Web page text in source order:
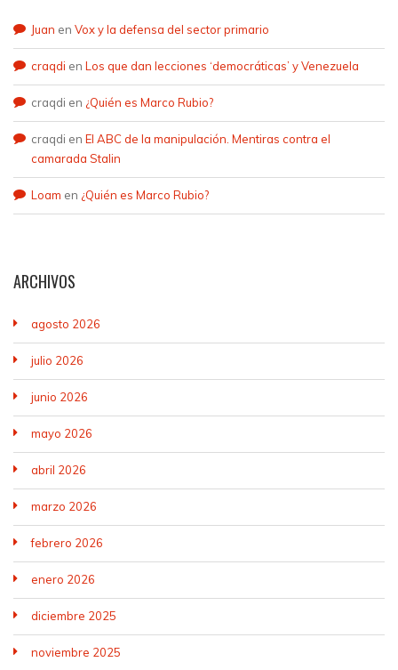
Juan en Vox y la defensa del sector primario
craqdi en Los que dan lecciones ‘democráticas’ y Venezuela
craqdi en ¿Quién es Marco Rubio?
craqdi en El ABC de la manipulación. Mentiras contra el
camarada Stalin
Loam en ¿Quién es Marco Rubio?
ARCHIVOS
agosto 2026
julio 2026
junio 2026
mayo 2026
abril 2026
marzo 2026
febrero 2026
enero 2026
diciembre 2025
noviembre 2025